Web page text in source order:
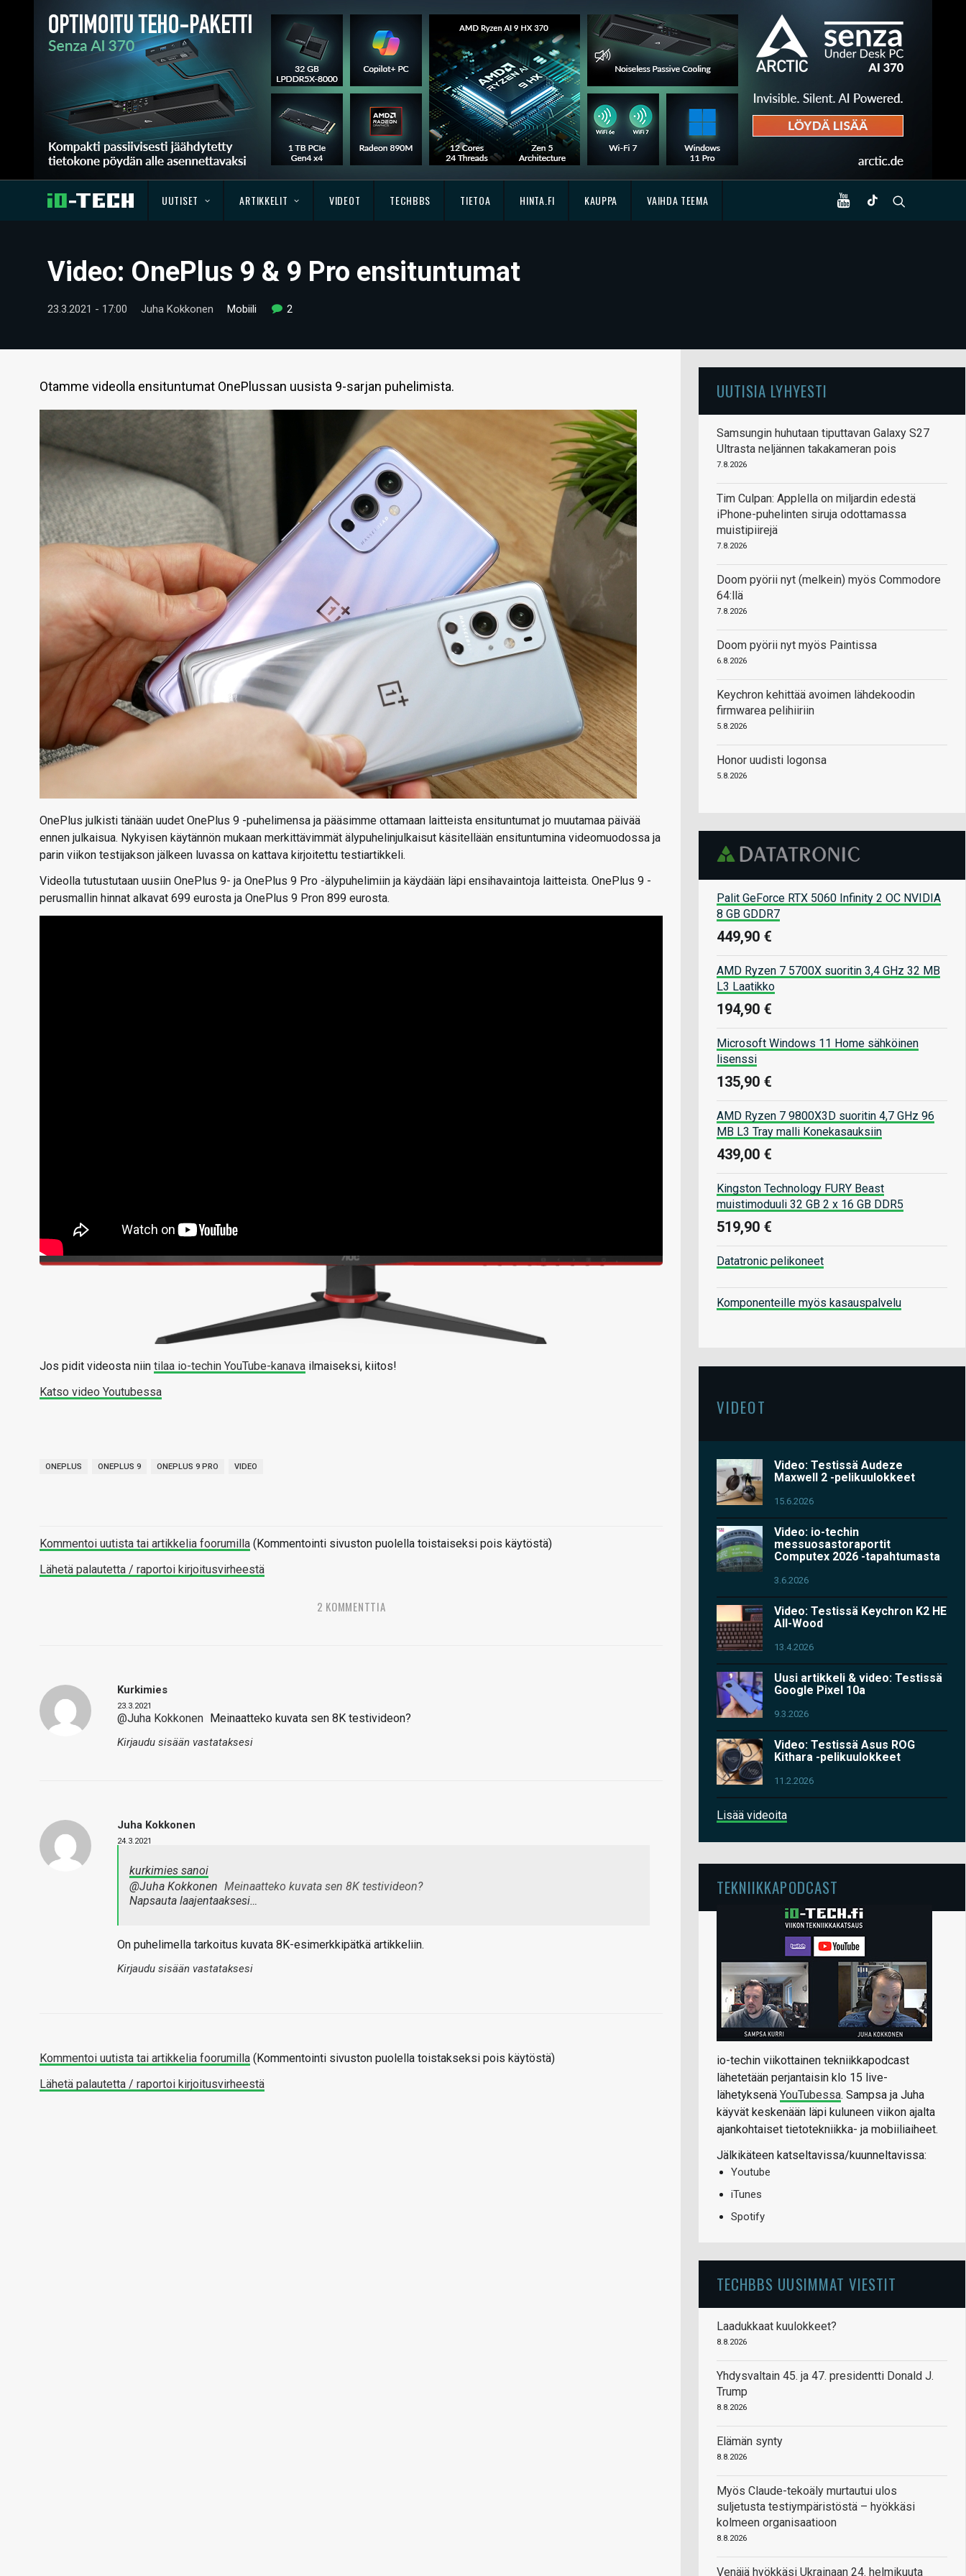
UUTISET ARTIKKELIT VIDEOT TECHBBS TIETOA HINTA.FI KAUPPA VAIHDA TEEMA
Video: OnePlus 9 & 9 Pro ensituntumat
23.3.2021 - 17:00 Juha Kokkonen Mobiili 2
Otamme videolla ensituntumat OnePlussan uusista 9-sarjan puhelimista.
OnePlus julkisti tänään uudet OnePlus 9 -puhelimensa ja pääsimme ottamaan laitteista ensituntumat jo muutamaa päivää
ennen julkaisua. Nykyisen käytännön mukaan merkittävimmät älypuhelinjulkaisut käsitellään ensituntumina videomuodossa ja
parin viikon testijakson jälkeen luvassa on kattava kirjoitettu testiartikkeli.
Videolla tutustutaan uusiin OnePlus 9- ja OnePlus 9 Pro -älypuhelimiin ja käydään läpi ensihavaintoja laitteista. OnePlus 9 -
perusmallin hinnat alkavat 699 eurosta ja OnePlus 9 Pron 899 eurosta.
Jos pidit videosta niin tilaa io-techin YouTube-kanava ilmaiseksi, kiitos!
Katso video Youtubessa
ONEPLUS ONEPLUS 9 ONEPLUS 9 PRO VIDEO
Kommentoi uutista tai artikkelia foorumilla (Kommentointi sivuston puolella toistaiseksi pois käytöstä)
Lähetä palautetta / raportoi kirjoitusvirheestä
2 KOMMENTTIA
Kurkimies
23.3.2021
@Juha Kokkonen Meinaatteko kuvata sen 8K testivideon?
Kirjaudu sisään vastataksesi
Juha Kokkonen
24.3.2021
kurkimies sanoi
@Juha Kokkonen Meinaatteko kuvata sen 8K testivideon?
Napsauta laajentaaksesi…
On puhelimella tarkoitus kuvata 8K-esimerkkipätkä artikkeliin.
Kirjaudu sisään vastataksesi
Kommentoi uutista tai artikkelia foorumilla (Kommentointi sivuston puolella toistakseksi pois käytöstä)
Lähetä palautetta / raportoi kirjoitusvirheestä
UUTISIA LYHYESTI
Samsungin huhutaan tiputtavan Galaxy S27
Ultrasta neljännen takakameran pois
7.8.2026
Tim Culpan: Applella on miljardin edestä
iPhone-puhelinten siruja odottamassa
muistipiirejä
7.8.2026
Doom pyörii nyt (melkein) myös Commodore
64:llä
7.8.2026
Doom pyörii nyt myös Paintissa
6.8.2026
Keychron kehittää avoimen lähdekoodin
firmwarea pelihiiriin
5.8.2026
Honor uudisti logonsa
5.8.2026
Palit GeForce RTX 5060 Infinity 2 OC NVIDIA
8 GB GDDR7
449,90 €
AMD Ryzen 7 5700X suoritin 3,4 GHz 32 MB
L3 Laatikko
194,90 €
Microsoft Windows 11 Home sähköinen
lisenssi
135,90 €
AMD Ryzen 7 9800X3D suoritin 4,7 GHz 96
MB L3 Tray malli Konekasauksiin
439,00 €
Kingston Technology FURY Beast
muistimoduuli 32 GB 2 x 16 GB DDR5
519,90 €
Datatronic pelikoneet
Komponenteille myös kasauspalvelu
VIDEOT
Video: Testissä Audeze
Maxwell 2 -pelikuulokkeet
15.6.2026
Video: io-techin
messuosastoraportit
Computex 2026 -tapahtumasta
3.6.2026
Video: Testissä Keychron K2 HE
All-Wood
13.4.2026
Uusi artikkeli & video: Testissä
Google Pixel 10a
9.3.2026
Video: Testissä Asus ROG
Kithara -pelikuulokkeet
11.2.2026
Lisää videoita
TEKNIIKKAPODCAST
io-techin viikottainen tekniikkapodcast
lähetetään perjantaisin klo 15 live-
lähetyksenä YouTubessa. Sampsa ja Juha
käyvät keskenään läpi kuluneen viikon ajalta
ajankohtaiset tietotekniikka- ja mobiiliaiheet.
Jälkikäteen katseltavissa/kuunneltavissa:
Youtube
iTunes
Spotify
TECHBBS UUSIMMAT VIESTIT
Laadukkaat kuulokkeet?
8.8.2026
Yhdysvaltain 45. ja 47. presidentti Donald J.
Trump
8.8.2026
Elämän synty
8.8.2026
Myös Claude-tekoäly murtautui ulos
suljetusta testiympäristöstä – hyökkäsi
kolmeen organisaatioon
8.8.2026
Venäjä hyökkäsi Ukrainaan 24. helmikuuta